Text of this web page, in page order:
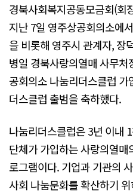
경북사회복지공동모금회(회
지난 7일 영주상공회의소에
을 비롯해 영주시 관계자, 장
병일 경북사랑의열매 사무
공회의소 나눔리더스클럽
더스클럽 출범을 축하했다.
나눔리더스클럽은 3년 이내
단체가 가입하는 사랑의열
로그램이다. 기업과 기관의
사회 나눔문화를 확산하기